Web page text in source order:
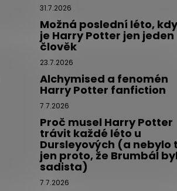
31.7.2026
Možná poslední léto, kdy
je Harry Potter jen jeden
člověk
23.7.2026
Alchymised a fenomén
Harry Potter fanfiction
7.7.2026
Proč musel Harry Potter
trávit každé léto u
Dursleyových (a nebylo
jen proto, že Brumbál byl
sadista)
7.7.2026